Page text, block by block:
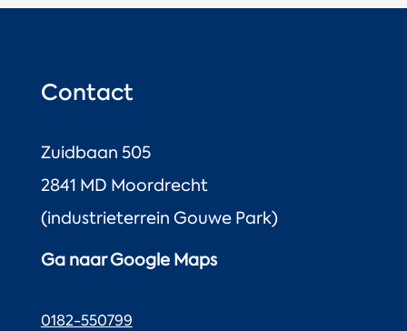
Contact
Zuidbaan 505
2841 MD Moordrecht
(industrieterrein Gouwe Park)
Ga naar Google Maps
0182-550799